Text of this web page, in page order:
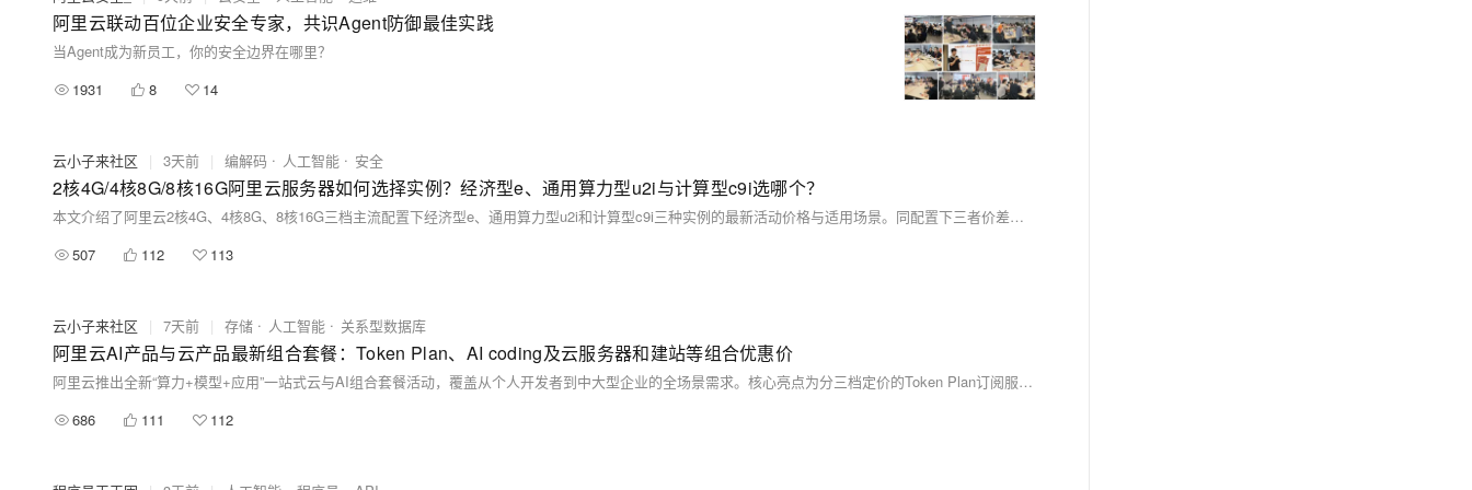
阿里云联动百位企业安全专家，共识Agent防御最佳实践
当Agent成为新员工，你的安全边界在哪里？
1931
8 14
云小子来社区 | 3天前 | 编解码 人工智能 安全
2核4G/4核8G/8核16G阿里云服务器如何选择实例？经济型e、通用算力型u2i与计算型c9i选哪个？
本文介绍了阿里云2核4G、4核8G、8核16G三档主流配置下经济型e、通用算力型u2i和计算型c9i三种实例的最新活动价格与适用场景。同配置下三者价差显著，以2核4G为例，经济型e低至599.93元/年，计算型c9i则高达1742.08元/年。文章详细解析了各实例的性能定位：经济型e适合轻负载入门场景，u2i兼顾稳定算力与性价比，c9i凭借第9代至强处理器与芯片级安全能力支撑高性能业务。同时提示用户可叠加满减优惠券享受折上折，建议根据业务负载与预算综合决策。
507
112 113
云小子来社区 | 7天前 | 存储 人工智能 关系型数据库
阿里云AI产品与云产品最新组合套餐：Token Plan、AI coding及云服务器和建站等组合优惠价
阿里云推出全新“算力+模型+应用”一站式云与AI组合套餐活动，覆盖从个人开发者到中大型企业的全场景需求。核心亮点为分三档定价的Token Plan订阅服务，支持Qwen3.8-Max-Preview大模型调用，错峰时段最低可享0.2折优惠。活动同步推出AI Coding、智能体部署、云电脑托管、0代码建站等十余类场景化组合，搭配99元/年的普惠云服务器、88元/年的入门数据库等经典特惠产品，还为企业提供1V1定制化AI转型方案，大幅降低了不同用户群体拥抱AI的技术门槛与采购成本。
686
111 112